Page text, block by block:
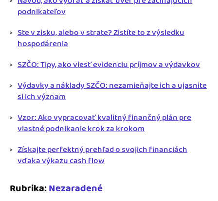
podnikateľov
Ste v zisku, alebo v strate? Zistíte to z výsledku
hospodárenia
SZČO: Tipy, ako viesť evidenciu príjmov a výdavkov
Výdavky a náklady SZČO: nezamieňajte ich a ujasnite
si ich význam
Vzor: Ako vypracovať kvalitný finančný plán pre
vlastné podnikanie krok za krokom
Získajte perfektný prehľad o svojich financiách
vďaka výkazu cash flow
Rubrika:Nezaradené